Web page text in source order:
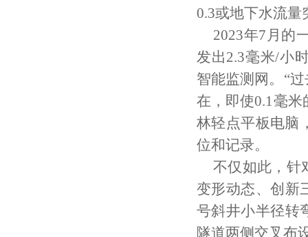
0.3或地下水流量
2023年7月的
发出2.3毫米/小
智能监测网。“
在，即使0.1毫米
林轻点平板电脑
位和记录。
不仅如此，针
变形动态、创新
号斜井小半径转
隧道两侧交叉布